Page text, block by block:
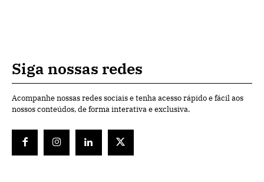
Siga nossas redes
Acompanhe nossas redes sociais e tenha acesso rápido e fácil aos
nossos conteúdos, de forma interativa e exclusiva.